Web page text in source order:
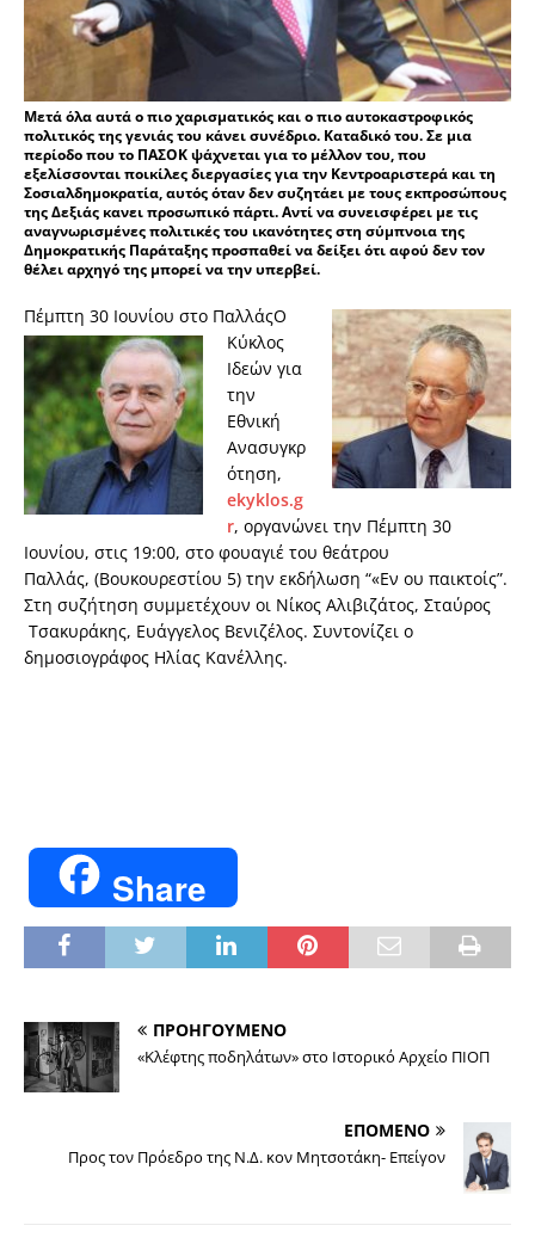
Μετά όλα αυτά ο πιο χαρισματικός και ο πιο αυτοκαστροφικός
πολιτικός της γενιάς του κάνει συνέδριο. Καταδικό του. Σε μια
περίοδο που το ΠΑΣΟΚ ψάχνεται για το μέλλον του, που
εξελίσσονται ποικίλες διεργασίες για την Κεντροαριστερά και τη
Σοσιαλδημοκρατία, αυτός όταν δεν συζητάει με τους εκπροσώπους
της Δεξιάς κανει προσωπικό πάρτι. Αντί να συνεισφέρει με τις
αναγνωρισμένες πολιτικές του ικανότητες στη σύμπνοια της
Δημοκρατικής Παράταξης προσπαθεί να δείξει ότι αφού δεν τον
θέλει αρχηγό της μπορεί να την υπερβεί.
Πέμπτη 30 Ιουνίου στο ΠαλλάςO
Κύκλος
Ιδεών για
την
Εθνική
Ανασυγκρ
ότηση,
ekyklos.g
r, οργανώνει την Πέμπτη 30
Ιουνίου, στις 19:00, στο φουαγιέ του θεάτρου
Παλλάς, (Βουκουρεστίου 5) την εκδήλωση “«Εν ου παικτοίς”.
Στη συζήτηση συμμετέχουν οι Νίκος Αλιβιζάτος, Σταύρος
Τσακυράκης, Ευάγγελος Βενιζέλος. Συντονίζει ο
δημοσιογράφος Ηλίας Κανέλλης.
Share
ΠΡΟΗΓΟΥΜΕΝΟ
«Κλέφτης ποδηλάτων» στο Ιστορικό Αρχείο ΠΙΟΠ
ΕΠΟΜΕΝΟ
Προς τον Πρόεδρο της Ν.Δ. κον Μητσοτάκη- Επείγον